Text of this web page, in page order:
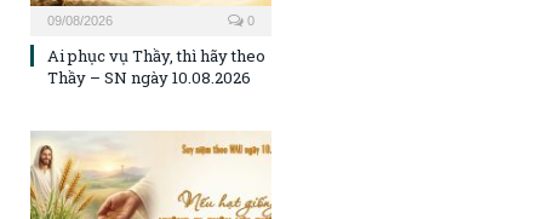
09/08/2026 0
Ai phục vụ Thầy, thì hãy theo
Thầy – SN ngày 10.08.2026